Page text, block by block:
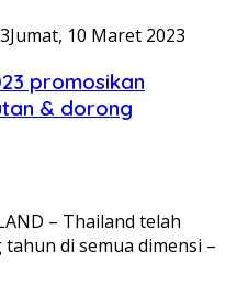
Jumat, 10 Maret 2023
promosikan
& dorong
– Thailand telah
di semua dimensi –